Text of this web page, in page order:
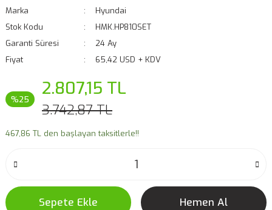
Marka
Hyundai
Stok Kodu
HMK.HP810SET
Garanti Süresi
24 Ay
Fiyat
65,42 USD + KDV
%25 2.807,15 TL
3.742,87 TL
467,86 TL den başlayan taksitlerle!!
Sepete Ekle Hemen Al